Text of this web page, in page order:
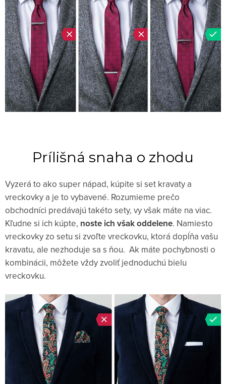
Prílišná snaha o zhodu
Vyzerá to ako super nápad, kúpite si set kravaty a
vreckovky a je to vybavené. Rozumieme prečo
obchodníci predávajú takéto sety, vy však máte na viac.
Kľudne si ich kúpte, noste ich však oddelene. Namiesto
vreckovky zo setu si zvoľte vreckovku, ktorá dopĺňa vašu
kravatu, ale nezhoduje sa s ňou. Ak máte pochybnosti o
kombinácii, môžete vždy zvoliť jednoduchú bielu
vreckovku.